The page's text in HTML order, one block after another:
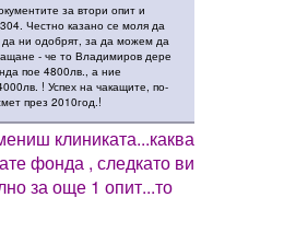
за втори опит и
Честно казано се моля да
ни одобрят, за да можем да
- че то Владимиров дере
пое 4800лв., а ние
! Успех на чакащите, по-
през 2010год.!
клиниката...каква
фонда , следкато ви
за още 1 опит...то